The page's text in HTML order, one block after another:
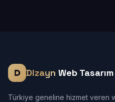
Dizayn Web Tasarım
Türkiye geneline hizmet veren